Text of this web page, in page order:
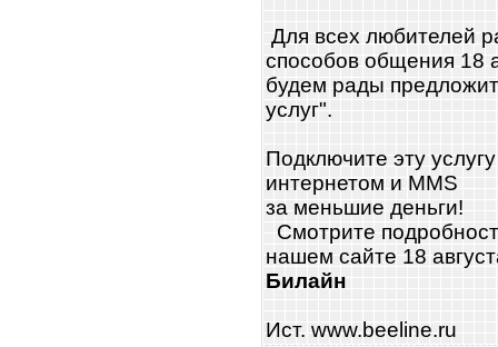
Для всех любителей
способов общения 18
будем рады
услуг".
Подключите эту
интернетом и MMS
за меньшие деньги!
Смотрите
нашем сайте 18
Билайн
Ист. www.beeline.ru